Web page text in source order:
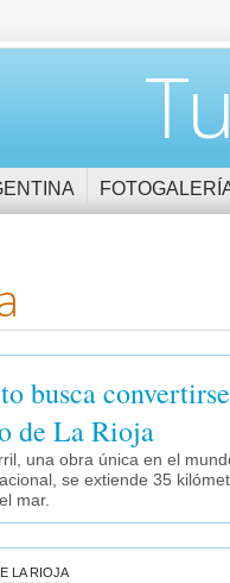
busca
de La Rioja
una obra única en el
se extiende 35
mar.
LA RIOJA